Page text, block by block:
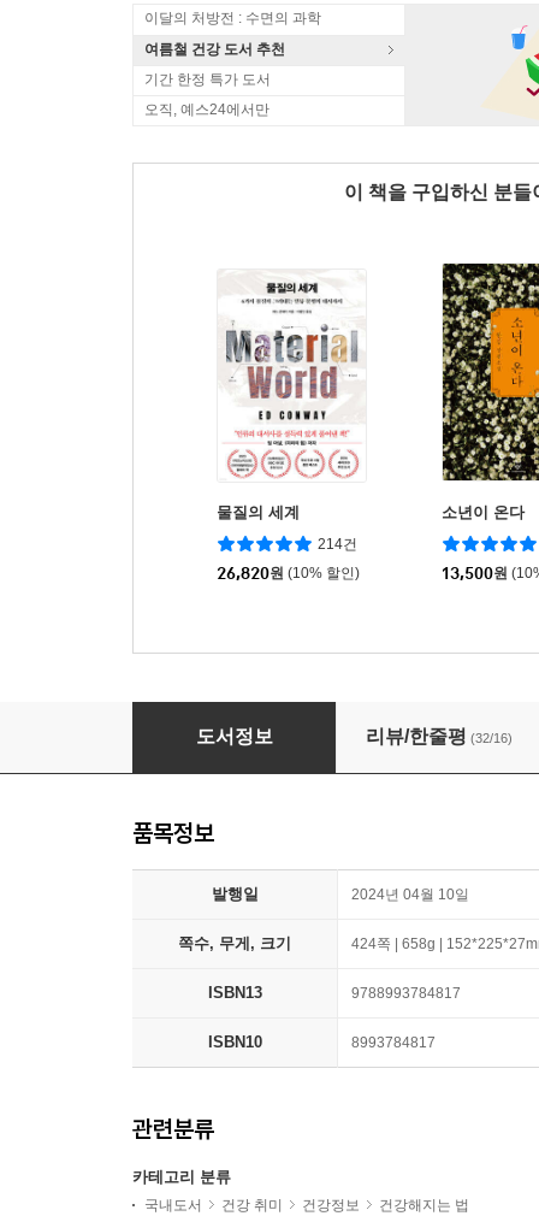
이달의 처방전 : 수면의 과학
여름철 건강 도서 추천
기간 한정 특가 도서
오직, 예스24에서만
이 책을 구입하신 분
물질의 세계
214건
26,820원 (10% 할인)
소년이 온다
13,500원
다니엘스의 러닝 포뮬러
도서정보 리뷰/한줄평 (32/16)
품목정보
발행일 2024년 04월 10일
쪽수, 무게, 크기 424쪽 | 658g |
ISBN13 9788993784817
ISBN10 8993784817
관련분류
카테고리 분류
국내도서 건강 취미 건강정보
건강해지는 법